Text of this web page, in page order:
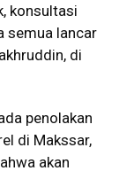
konsultasi
semua lancar
di
penolakan
di Makssar,
akan